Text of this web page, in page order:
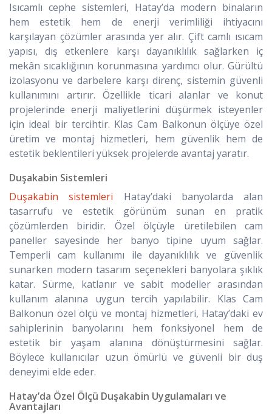
Isıcamlı cephe sistemleri, Hatay’da modern binaların
hem estetik hem de enerji verimliliği ihtiyacını
karşılayan çözümler arasında yer alır. Çift camlı ısıcam
yapısı, dış etkenlere karşı dayanıklılık sağlarken iç
mekân sıcaklığının korunmasına yardımcı olur. Gürültü
izolasyonu ve darbelere karşı direnç, sistemin güvenli
kullanımını artırır. Özellikle ticari alanlar ve konut
projelerinde enerji maliyetlerini düşürmek isteyenler
için ideal bir tercihtir. Klas Cam Balkonun ölçüye özel
üretim ve montaj hizmetleri, hem güvenlik hem de
estetik beklentileri yüksek projelerde avantaj yaratır.
Duşakabin Sistemleri
Duşakabin sistemleri Hatay’daki banyolarda alan
tasarrufu ve estetik görünüm sunan en pratik
çözümlerden biridir. Özel ölçüyle üretilebilen cam
paneller sayesinde her banyo tipine uyum sağlar.
Temperli cam kullanımı ile dayanıklılık ve güvenlik
sunarken modern tasarım seçenekleri banyolara şıklık
katar. Sürme, katlanır ve sabit modeller arasından
kullanım alanına uygun tercih yapılabilir. Klas Cam
Balkonun özel ölçü ve montaj hizmetleri, Hatay’daki ev
sahiplerinin banyolarını hem fonksiyonel hem de
estetik bir yaşam alanına dönüştürmesini sağlar.
Böylece kullanıcılar uzun ömürlü ve güvenli bir duş
deneyimi elde eder.
Hatay’da Özel Ölçü Duşakabin Uygulamaları ve
Avantajları